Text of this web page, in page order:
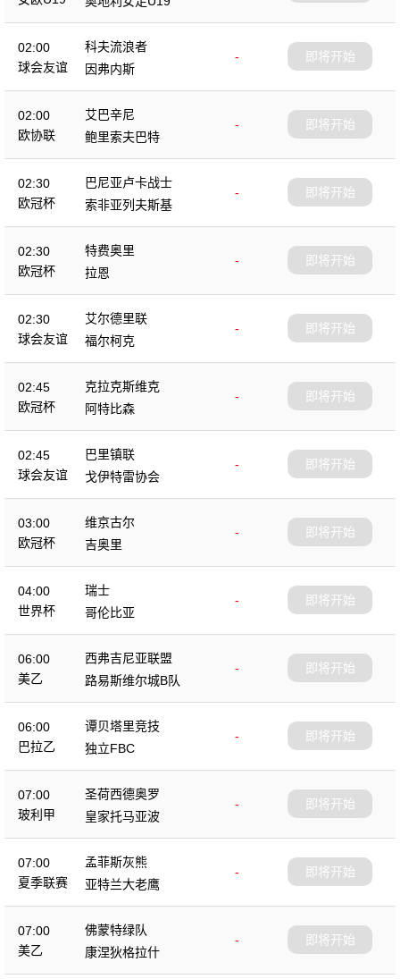
02:00
球会友谊
科夫流浪者
-
因弗内斯
即将开始
02:00
欧协联
艾巴辛尼
-
鲍里索夫巴特
即将开始
02:30
欧冠杯
巴尼亚卢卡战士
-
索非亚列夫斯基
即将开始
02:30
欧冠杯
特费奥里
-
拉恩
即将开始
02:30
球会友谊
艾尔德里联
-
福尔柯克
即将开始
02:45
欧冠杯
克拉克斯维克
-
阿特比森
即将开始
02:45
球会友谊
巴里镇联
-
戈伊特雷协会
即将开始
03:00
欧冠杯
维京古尔
-
吉奥里
即将开始
04:00
世界杯
瑞士
-
哥伦比亚
即将开始
06:00
美乙
西弗吉尼亚联盟
-
路易斯维尔城B队
即将开始
06:00
巴拉乙
谭贝塔里竞技
-
独立FBC
即将开始
07:00
玻利甲
圣荷西德奥罗
-
皇家托马亚波
即将开始
07:00
夏季联赛
孟菲斯灰熊
-
亚特兰大老鹰
即将开始
07:00
美乙
佛蒙特绿队
-
康涅狄格拉什
即将开始